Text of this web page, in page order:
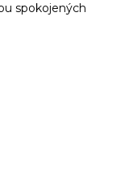
spokojených